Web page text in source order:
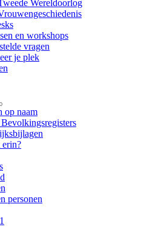
Wereldoorlog
en workshops
vragen
je plek
op naam
erin?
personen